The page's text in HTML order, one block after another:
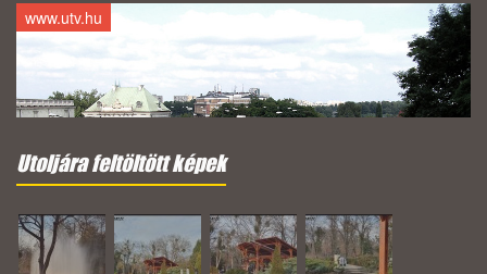
www.utv.hu
Utoljára feltöltött képek